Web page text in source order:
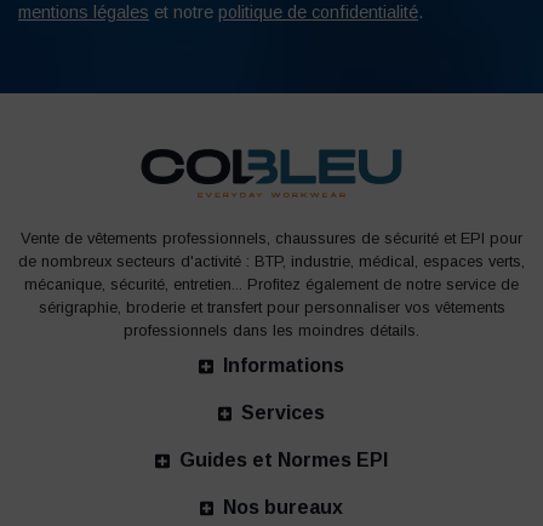
mentions légales et notre politique de confidentialité.
Vente de vêtements professionnels, chaussures de sécurité et EPI pour
de nombreux secteurs d'activité : BTP, industrie, médical, espaces verts,
mécanique, sécurité, entretien... Profitez également de notre service de
sérigraphie, broderie et transfert pour personnaliser vos vêtements
professionnels dans les moindres détails.
Informations
Services
Guides et Normes EPI
Nos bureaux